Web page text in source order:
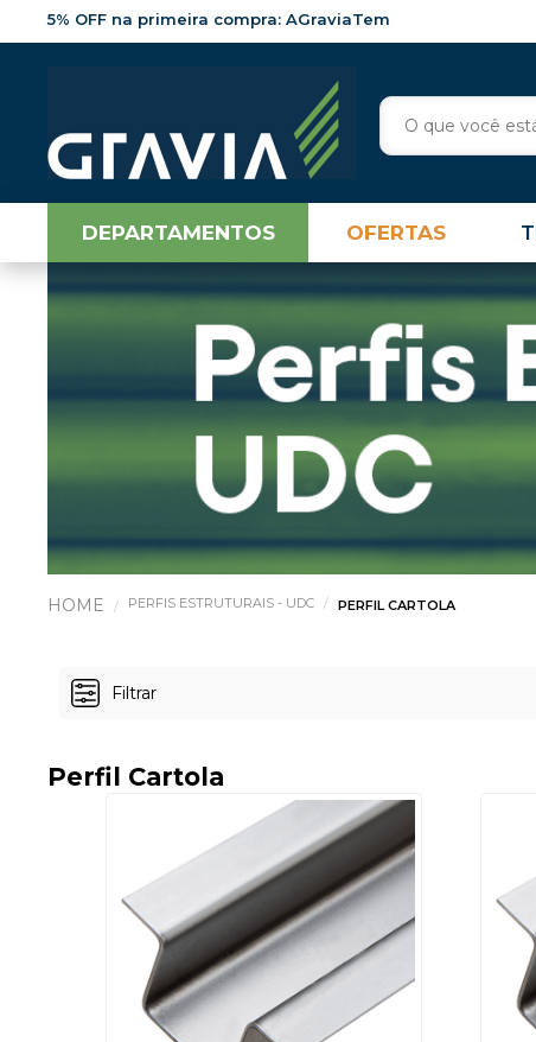
5% OFF na primeira compra: AGraviaTem
DEPARTAMENTOS OFERTAS
PERFIS ESTRUTURAIS - UDC PERFIL CARTOLA
Filtrar
Perfil Cartola